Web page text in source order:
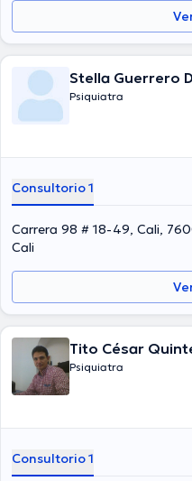
Stella Guerrero
Psiquiatra
Consultorio 1
Carrera 98 # 18-49, Cali,
Cali
Tito César
Psiquiatra
Consultorio 1